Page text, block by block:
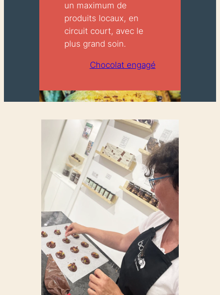
un maximum de
produits locaux, en
circuit court, avec le
plus grand soin.
Chocolat engagé